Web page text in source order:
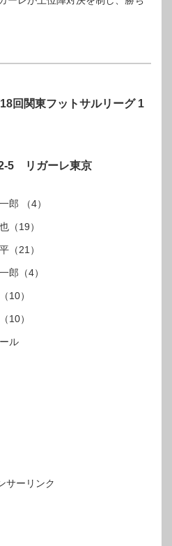
回関東フットサルリーグ 1
-5 リガーレ東京
郎 （4）
（19）
（21）
郎（4）
10）
10）
ル
サーリンク